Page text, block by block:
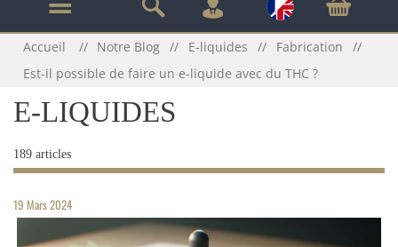
Accueil Notre Blog E-liquides
Fabrication
Est-il possible de faire un e-liquide avec du THC ?
E-LIQUIDES
189 articles
19 Mars2024